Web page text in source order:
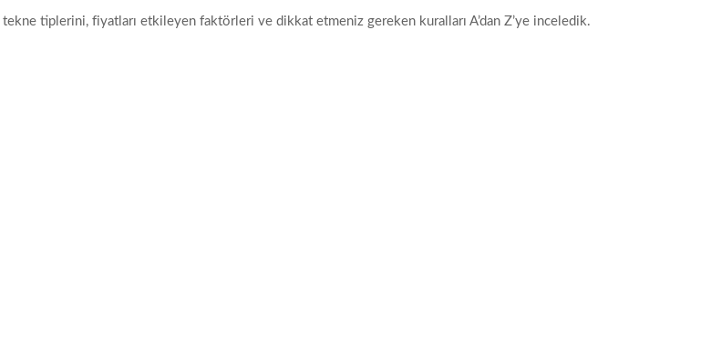
tiplerini, fiyatları etkileyen faktörleri ve dikkat etmeniz gereken kuralları A’dan Z’ye inceledik.